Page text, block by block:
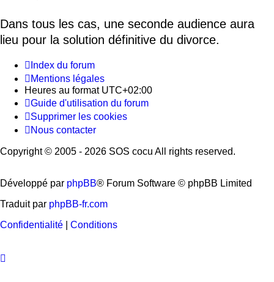
Dans tous les cas, une seconde audience aura
lieu pour la solution définitive du divorce.
Index du forum
Mentions légales
Heures au format UTC+02:00
Guide d'utilisation du forum
Supprimer les cookies
Nous contacter
Copyright © 2005 - 2026 SOS cocu All rights reserved.
Développé par phpBB® Forum Software © phpBB Limited
Traduit par phpBB-fr.com
Confidentialité
Conditions